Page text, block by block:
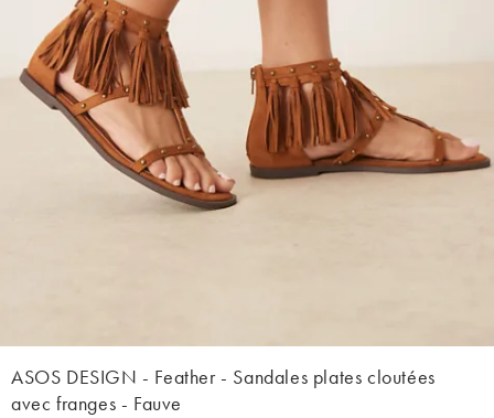
ASOS DESIGN - Feather - Sandales plates cloutées
avec franges - Fauve